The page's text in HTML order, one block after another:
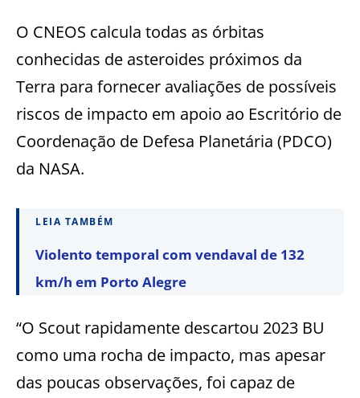
O CNEOS calcula todas as órbitas
conhecidas de asteroides próximos da
Terra para fornecer avaliações de possíveis
riscos de impacto em apoio ao Escritório de
Coordenação de Defesa Planetária (PDCO)
da NASA.
LEIA TAMBÉM
Violento temporal com vendaval de 132
km/h em Porto Alegre
“O Scout rapidamente descartou 2023 BU
como uma rocha de impacto, mas apesar
das poucas observações, foi capaz de